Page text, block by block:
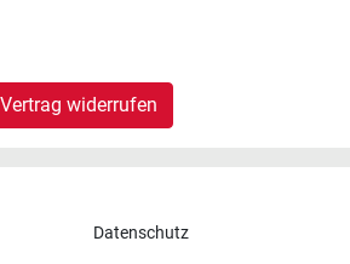
Vertrag widerrufen
Datenschutz